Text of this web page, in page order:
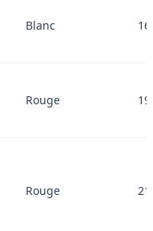
Blanc
Rouge
Rouge